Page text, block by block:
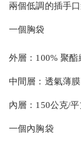
兩個低調的插手
一個胸袋
外層：100% 聚
中間層：透氣薄膜
內層：150公克/
一個內胸袋